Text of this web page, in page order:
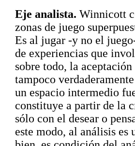
Eje analista. Winnicott
zonas de juego
Es al jugar -y no el
de experiencias que
sobre todo, la
tampoco
un espacio intermedio
constituye a partir de la
sólo con el desear o
este modo, al análisis es